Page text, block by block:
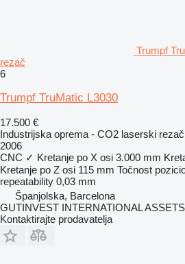
Trumpf
rezač
6
Trumpf TruMatic L3030
17.500 €
Industrijska oprema - CO2 laserski rezač
2006
CNC ✓ Kretanje po X osi 3.000 mm
Kretanje po Z osi 115 mm Točnost
repeatability 0,03 mm
Španjolska, Barcelona
GUTINVEST INTERNATIONAL
Kontaktirajte prodavatelja